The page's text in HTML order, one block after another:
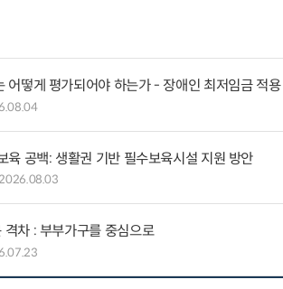
어떻게 평가되어야 하는가 - 장애인 최저임금 적
육 공백: 생활권 기반 필수보육시설 지원 방안
격차 : 부부가구를 중심으로